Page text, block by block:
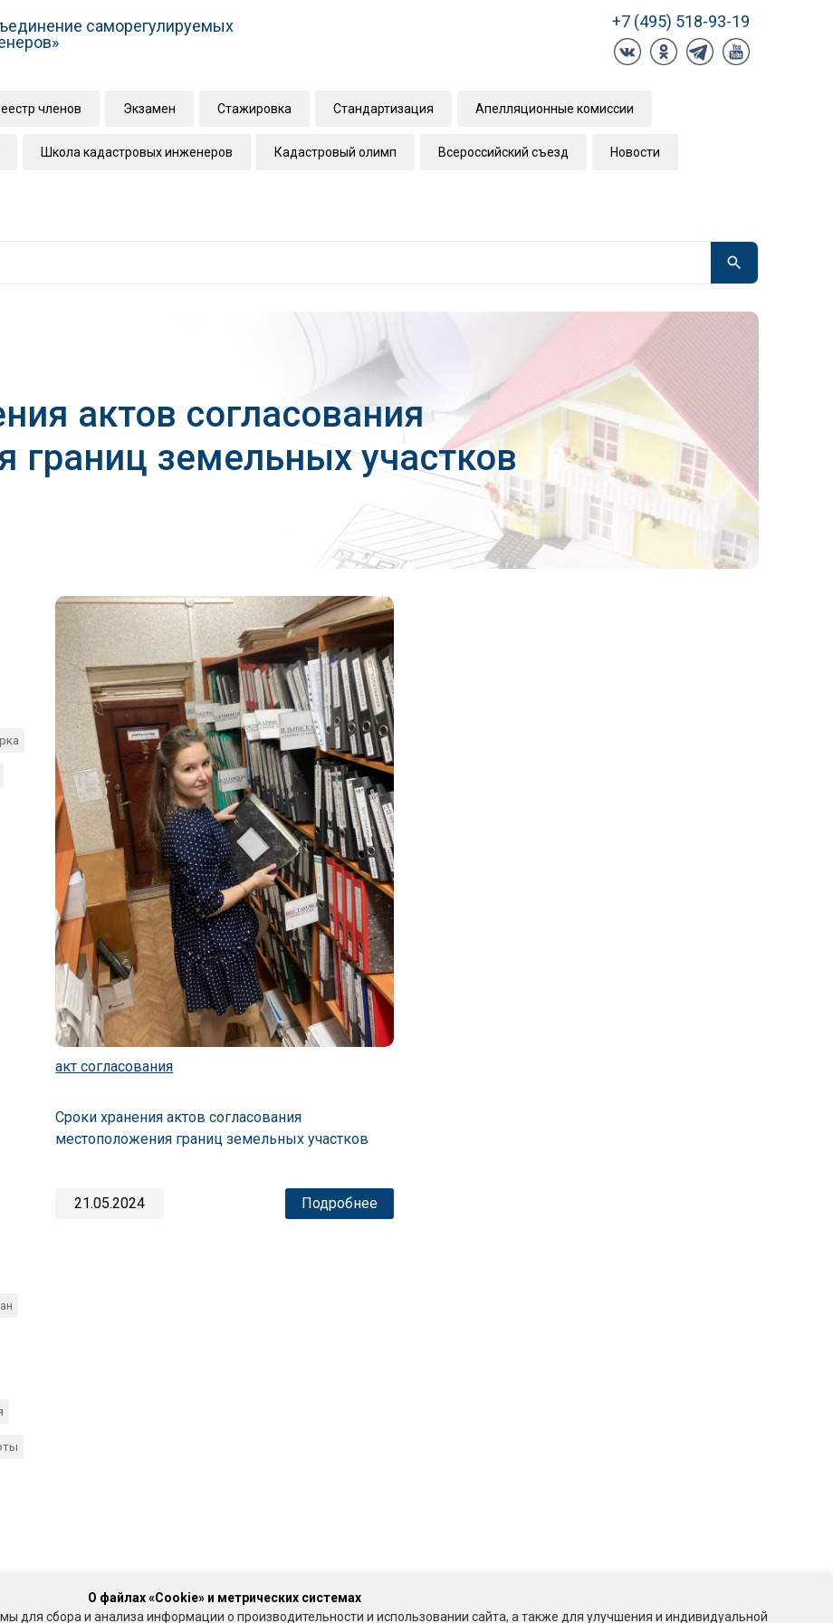
саморегулируемых
+7 (495) 518-93-19
членов Экзамен Стажировка Стандартизация Апелляционные комиссии
Школа кадастровых инженеров Кадастровый олимп Всероссийский съезд Новости
актов согласования
границ земельных участков
акт согласования
Сроки хранения актов согласования
местоположения границ земельных участков
21.05.2024 Подробнее
О файлах «Cookie» и метрических системах
для сбора и анализа информации о производительности и использовании сайта, а также для улучшения и индивидуальной